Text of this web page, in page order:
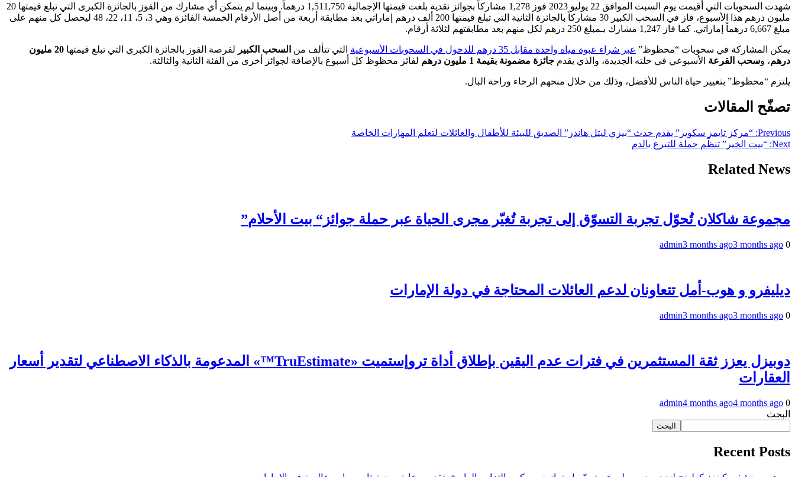
شهدت السحوبات التي أقيمت يوم السبت الموافق 22 يوليو 2023 فوز 1,278 مشاركاً بجوائز نقدية بلغت قيمتها الإجمالية 1,511,750 درهماً. وبينما لم يتمكن أي مشارك من الفوز بالجائزة الكبرى التي تبلغ قيمتها 20
مليون درهم هذا الأسبوع، فاز في السحب الكبير 30 مشاركاً بالجائزة الثانية التي تبلغ قيمتها 200 ألف درهم إماراتي بعد مطابقة أربعة من أصل الأرقام الخمسة الفائزة وهي 3، 5، 11، 22، 48 ليحصل كل منهم على
مبلغ 6,667 درهماً إماراتي. كما فاز 1,247 مشارك بـمبلغ 250 درهم لكل منهم بعد مطابقتهم لثلاثة أرقام.
يمكن المشاركة في سحوبات “محظوظ” عبر شراء عبوة مياه واحدة مقابل 35 درهم للدخول في السحوبات الأسبوعية التي تتألف من السحب الكبير لفرصة الفوز بالجائزة الكبرى التي تبلغ قيمتها
20 مليون
درهم، وسحب القرعة الأسبوعي في حلته الجديدة، والذي يقدم جائزة مضمونة بقيمة 1 مليون درهم لفائز محظوظ كل أسبوع بالإضافة لجوائز أخرى من الفئة الثانية والثالثة.
يلتزم “محظوظ” بتغيير حياة الناس للأفضل، وذلك من خلال منحهم الرخاء وراحة البال.
تصفّح المقالات
Previous: “مركز تايمز سكوير” يقدم حدث “بيزي ليتل هاندز” الصديق للبيئة للأطفال والعائلات لتعلم المهارات الخاصة
Next: “بيت الخير” تنظّم حملة للتبرع بالدم
Related News
مجموعة شاكلان تُحوّل تجربة التسوّق إلى تجربة تُغيّر مجرى الحياة عبر حملة جوائز“ بيت الأحلام”
admin3 months ago3 months ago 0
ديليفرو و هوب-أمل تتعاونان لدعم العائلات المحتاجة في دولة الإمارات
admin3 months ago3 months ago 0
دوبيزل يعزز ثقة المستثمرين في فترات عدم اليقين بإطلاق أداة تروإستميت «TruEstimate
™» المدعومة بالذكاء الاصطناعي لتقدير أسعار
العقارات
admin4 months ago4 months ago 0
البحث
البحث
Recent Posts